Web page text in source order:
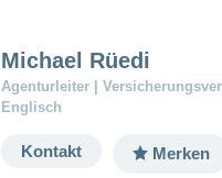
Michael Rüedi
Agenturleiter |
Englisch
Kontakt Merken